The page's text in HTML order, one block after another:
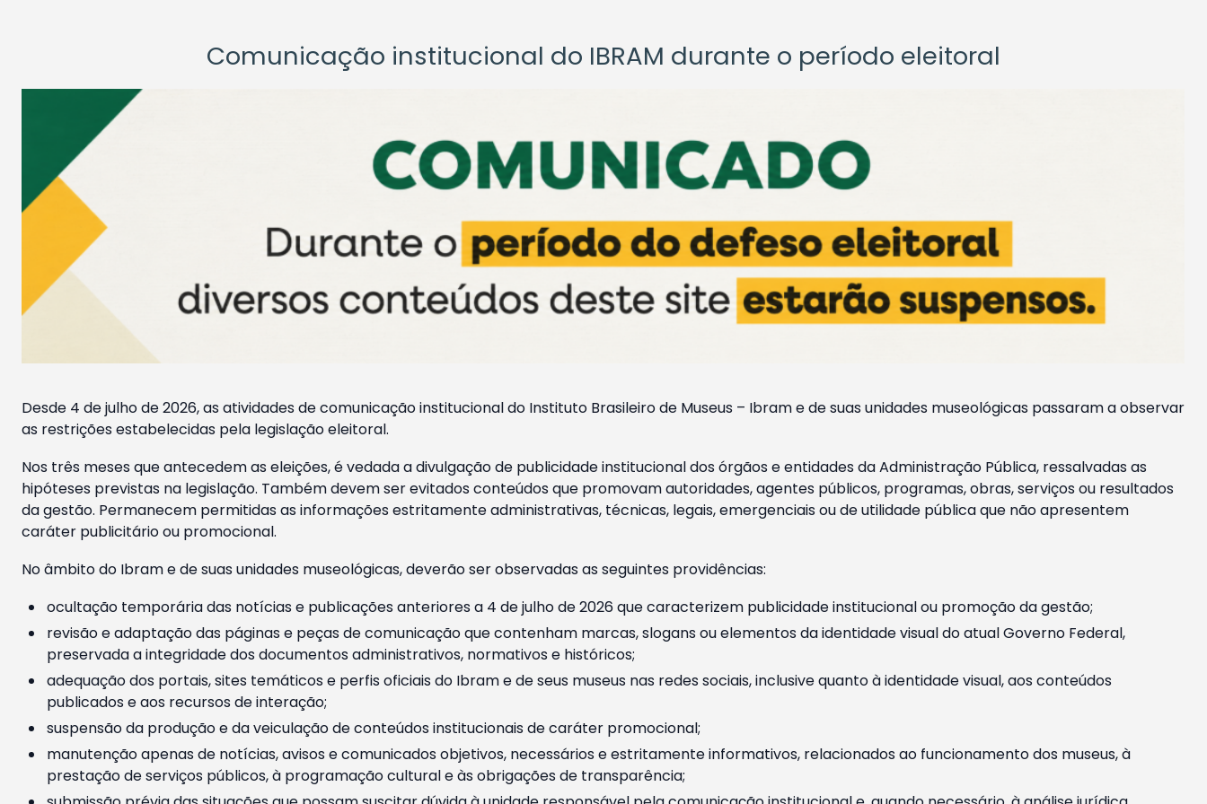
Comunicação institucional do IBRAM durante o período eleitoral
Desde 4 de julho de 2026, as atividades de comunicação institucional do Instituto Brasileiro de Museus – Ibram e de suas unidades museológicas passaram a observar
as restrições estabelecidas pela legislação eleitoral.
Nos três meses que antecedem as eleições, é vedada a divulgação de publicidade institucional dos órgãos e entidades da Administração Pública, ressalvadas as
hipóteses previstas na legislação. Também devem ser evitados conteúdos que promovam autoridades, agentes públicos, programas, obras, serviços ou resultados
da gestão. Permanecem permitidas as informações estritamente administrativas, técnicas, legais, emergenciais ou de utilidade pública que não apresentem
caráter publicitário ou promocional.
No âmbito do Ibram e de suas unidades museológicas, deverão ser observadas as seguintes providências:
ocultação temporária das notícias e publicações anteriores a 4 de julho de 2026 que caracterizem publicidade institucional ou promoção da gestão;
revisão e adaptação das páginas e peças de comunicação que contenham marcas, slogans ou elementos da identidade visual do atual Governo Federal,
preservada a integridade dos documentos administrativos, normativos e históricos;
adequação dos portais, sites temáticos e perfis oficiais do Ibram e de seus museus nas redes sociais, inclusive quanto à identidade visual, aos conteúdos
publicados e aos recursos de interação;
suspensão da produção e da veiculação de conteúdos institucionais de caráter promocional;
manutenção apenas de notícias, avisos e comunicados objetivos, necessários e estritamente informativos, relacionados ao funcionamento dos museus, à
prestação de serviços públicos, à programação cultural e às obrigações de transparência;